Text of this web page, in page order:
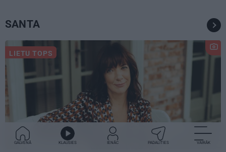
SANTA
LIETU TOPS
GALVENĀ KLAUSIES IENĀC PADALĪTIES VAIRĀK